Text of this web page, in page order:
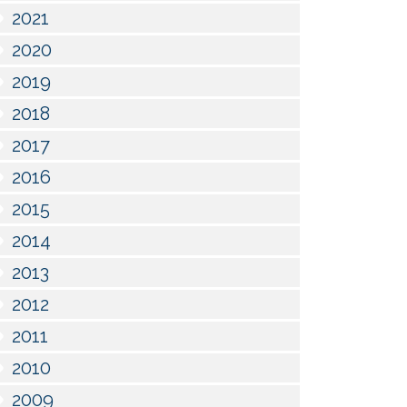
2021
2020
2019
2018
2017
2016
2015
2014
2013
2012
2011
2010
2009